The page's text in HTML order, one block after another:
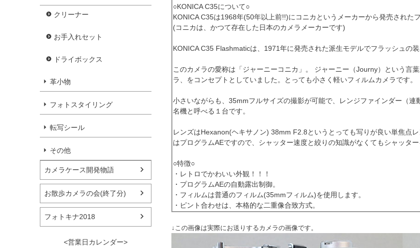
クリーナー
お手入れセット
ドライボックス
革小物
フォトスタイリング
転写シール
その他
カメラケース開発物語
お散歩カメラの会(終了分)
フォトキナ2018
<営業日カレンダー>
○KONICA C35について○
KONICA C35は1968年(50年以上前!!)にコニカというメーカーから発売された
(コニカは、かつて存在した日本のカメラメーカーです)
KONICA C35 Flashmaticは、1971年に発売された派生モデルでフラッシュの
このカメラの愛称は「ジャーニーコニカ」。 ジャーニー（Journy）という言
ラ、をコンセプトとしていました。とっても小さく軽いフィルムカメラです。
小さいながらも、35mmフルサイズの撮影が可能で、レンジファインダー（
名機と呼べる１台です。
レンズはHexanon(ヘキサノン) 38mm F2.8というとっても写りが良い単焦点
はプログラムAEですので、シャッター速度と絞りの知識がなくてもシャッタ
○特徴○
・レトロでかわいい外観！！！
・プログラムAEの自動露出制御。
・フィルムは普通のフィルム(35mmフィルム)を使用します。
・ピント合わせは、本格的な二重像合致方式。
↓この画像は実際にお送りするカメラの画像です。